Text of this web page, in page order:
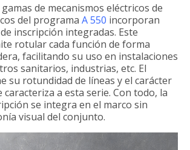
de mecanismos eléctricos de
del programa A 550 incorporan
inscripción integradas. Este
rotular cada función de forma
facilitando su uso en instalaciones
sanitarios, industrias, etc. El
su rotundidad de líneas y el carácter
caracteriza a esta serie. Con todo, la
se integra en el marco sin
visual del conjunto.